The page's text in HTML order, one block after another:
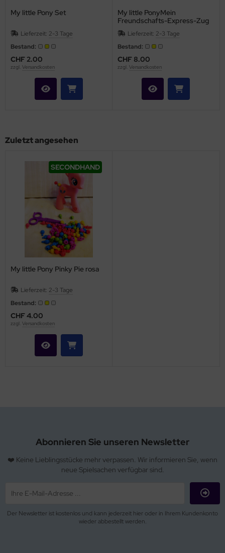
My little Pony Set
Lieferzeit: 2-3 Tage
Bestand:
CHF 2.00
zzgl. Versandkosten
My little PonyMein
Freundschafts-Express-Zug
Lieferzeit: 2-3 Tage
Bestand:
CHF 8.00
zzgl. Versandkosten
Zuletzt angesehen
SECONDHAND
My little Pony Pinky Pie rosa
Lieferzeit: 2-3 Tage
Bestand:
CHF 4.00
zzgl. Versandkosten
Abonnieren Sie unseren Newsletter
❤️ Keine Lieblingsstücke mehr verpassen. Wir informieren Sie, wenn
neue Spielsachen verfügbar sind.
Der Newsletter ist kostenlos und kann jederzeit hier oder in Ihrem Kundenkonto
wieder abbestellt werden.